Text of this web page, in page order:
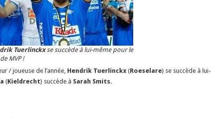
Tuerlinckxse succède à lui-même pour le
MVP !
/ joueuse de l’année, Hendrik Tuerlinckx(Roeselare) se succède à lui-
(Kieldrecht) succède à Sarah Smits.